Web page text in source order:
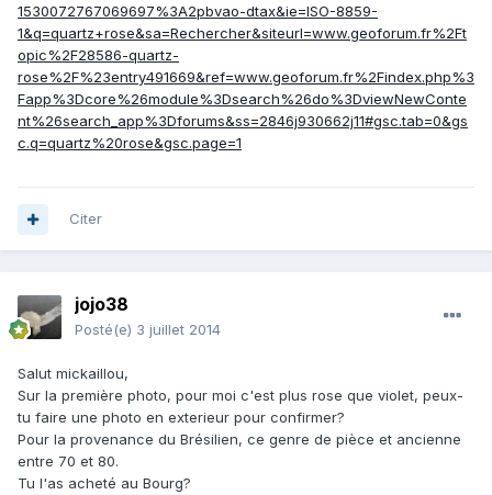
1530072767069697%3A2pbvao-dtax&ie=ISO-8859-
1&q=quartz+rose&sa=Rechercher&siteurl=www.geoforum.fr%2Ft
opic%2F28586-quartz-
rose%2F%23entry491669&ref=www.geoforum.fr%2Findex.php%3
Fapp%3Dcore%26module%3Dsearch%26do%3DviewNewConte
nt%26search_app%3Dforums&ss=2846j930662j11#gsc.tab=0&gs
c.q=quartz%20rose&gsc.page=1
Citer
jojo38
Posté(e) 3 juillet 2014
Salut mickaillou,
Sur la première photo, pour moi c'est plus rose que violet, peux-
tu faire une photo en exterieur pour confirmer?
Pour la provenance du Brésilien, ce genre de pièce et ancienne
entre 70 et 80.
Tu l'as acheté au Bourg?